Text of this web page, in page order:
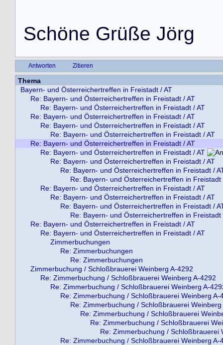
Schöne Grüße Jörg
Antworten Zitieren
Thema
Bayern- und Österreichertreffen in Freistadt / AT
Re: Bayern- und Österreichertreffen in Freistadt / AT
Re: Bayern- und Österreichertreffen in Freistadt / AT
Re: Bayern- und Österreichertreffen in Freistadt / AT
Re: Bayern- und Österreichertreffen in Freistadt / AT
Re: Bayern- und Österreichertreffen in Freistadt / AT
Re: Bayern- und Österreichertreffen in Freistadt / AT
Re: Bayern- und Österreichertreffen in Freistadt / AT
Re: Bayern- und Österreichertreffen in Freistadt / AT
Re: Bayern- und Österreichertreffen in Freistadt /
Re: Bayern- und Österreichertreffen in Freistadt
Re: Bayern- und Österreichertreffen in Freistadt / AT
Re: Bayern- und Österreichertreffen in Freistadt / AT
Re: Bayern- und Österreichertreffen in Freistadt /
Re: Bayern- und Österreichertreffen in Freistadt
Re: Bayern- und Österreichertreffen in Freistadt / AT
Re: Bayern- und Österreichertreffen in Freistadt / AT
Zimmerbuchungen
Re: Zimmerbuchungen
Re: Zimmerbuchungen
Zimmerbuchung / Schloßbrauerei Weinberg A-4292
Re: Zimmerbuchung / Schloßbrauerei Weinberg A-4292
Re: Zimmerbuchung / Schloßbrauerei Weinberg A-
Re: Zimmerbuchung / Schloßbrauerei Weinberg A-
Re: Zimmerbuchung / Schloßbrauerei Weinberg
Re: Zimmerbuchung / Schloßbrauerei
Re: Zimmerbuchung / Schloßbrauerei
Re: Zimmerbuchung / Schloßbrauerei
Re: Zimmerbuchung / Schloßbrauerei Weinberg A-